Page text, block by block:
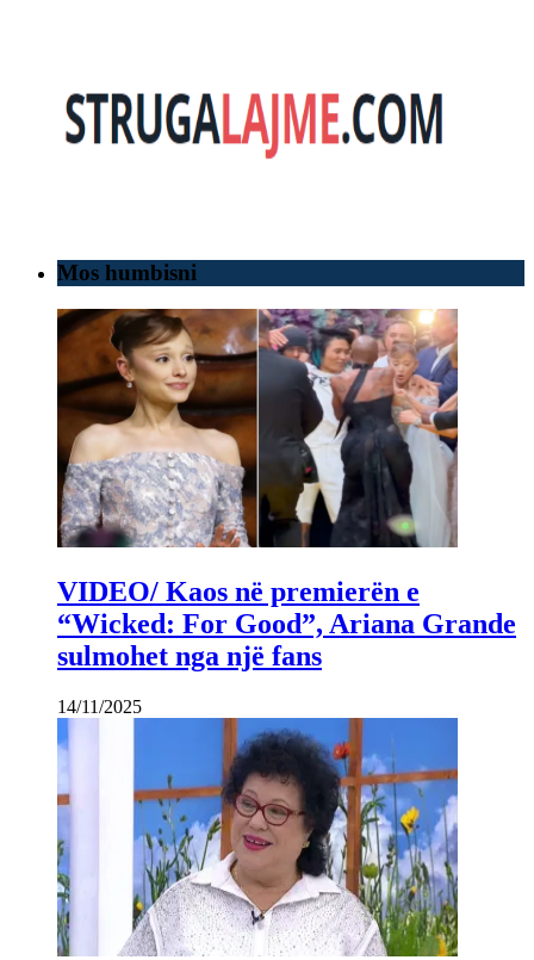
Mos humbisni
VIDEO/ Kaos në premierën e
“Wicked: For Good”, Ariana Grande
sulmohet nga një fans
14/11/2025